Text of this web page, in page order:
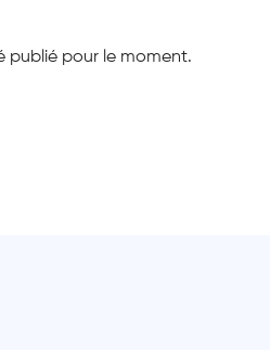
publié pour le moment.